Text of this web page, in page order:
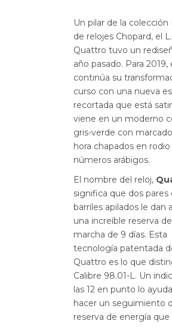
Un pilar de la colección
de relojes Chopard, el
Quattro tuvo un
año pasado. Para 2019,
continúa su
curso con una nueva
recortada que está
viene en un moderno
gris-verde con
hora chapados en
números arábigos.
El nombre del reloj,
significa que dos pares
barriles apilados le dan
una increíble reserva de
marcha de 9 días. Esta
tecnología patentada
Quattro es lo que
Calibre 98.01-L. Un
las 12 en punto lo
hacer un seguimiento
reserva de energía que